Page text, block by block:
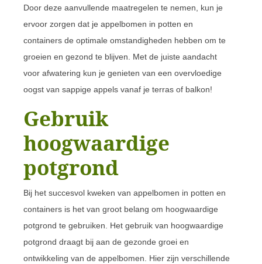
Door deze aanvullende maatregelen te nemen, kun je
ervoor zorgen dat je appelbomen in potten en
containers de optimale omstandigheden hebben om te
groeien en gezond te blijven. Met de juiste aandacht
voor afwatering kun je genieten van een overvloedige
oogst van sappige appels vanaf je terras of balkon!
Gebruik
hoogwaardige
potgrond
Bij het succesvol kweken van appelbomen in potten en
containers is het van groot belang om hoogwaardige
potgrond te gebruiken. Het gebruik van hoogwaardige
potgrond draagt bij aan de gezonde groei en
ontwikkeling van de appelbomen. Hier zijn verschillende